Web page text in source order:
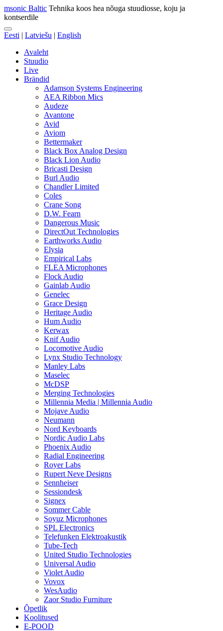
msonic Baltic Tehnika koos hea nõuga stuudiosse, koju ja
kontserdile
Eesti | Latviešu | English
Avaleht
Stuudio
Live
Brändid
Adamson Systems Engineering
AEA Ribbon Mics
Audeze
Avantone
Avid
Aviom
Bettermaker
Black Box Analog Design
Black Lion Audio
Bricasti Design
Burl Audio
Chandler Limited
Coles
Crane Song
D.W. Fearn
Dangerous Music
DirectOut Technologies
Earthworks Audio
Elysia
Empirical Labs
FLEA Microphones
Flock Audio
Gainlab Audio
Genelec
Grace Design
Heritage Audio
Hum Audio
Kerwax
Knif Audio
Locomotive Audio
Lynx Studio Technology
Manley Labs
Maselec
McDSP
Merging Technologies
Millennia Media | Millennia Audio
Mojave Audio
Neumann
Nord Keyboards
Nordic Audio Labs
Phoenix Audio
Radial Engineering
Royer Labs
Rupert Neve Designs
Sennheiser
Sessiondesk
Signex
Sommer Cable
Soyuz Microphones
SPL Electronics
Telefunken Elektroakustik
Tube-Tech
United Studio Technologies
Universal Audio
Violet Audio
Vovox
WesAudio
Zaor Studio Furniture
Õpetlik
Koolitused
E-POOD